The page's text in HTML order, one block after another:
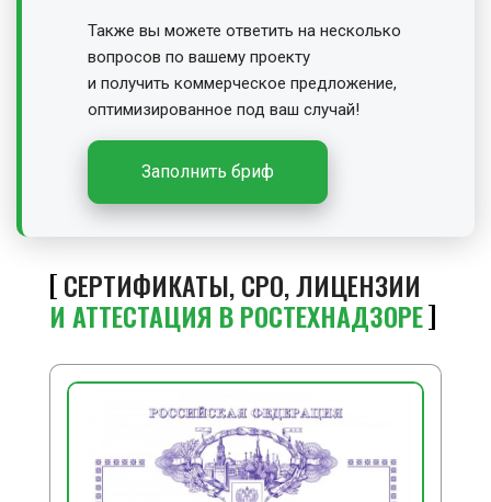
Также вы можете ответить на несколько
вопросов по вашему проекту
и получить коммерческое предложение,
оптимизированное под ваш случай!
Заполнить бриф
СЕРТИФИКАТЫ, СРО, ЛИЦЕНЗИИ
И АТТЕСТАЦИЯ В РОСТЕХНАДЗОРЕ